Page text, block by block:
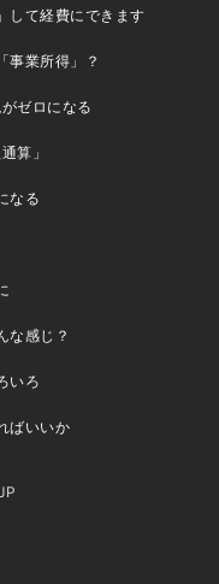
して経費にできます
事業所得」？
ゼロになる
算」
なる
な感じ？
いろ
ばいいか